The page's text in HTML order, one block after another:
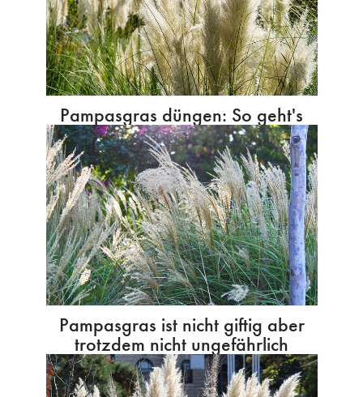
Pampasgras düngen: So geht's
Pampasgras ist nicht giftig aber
trotzdem nicht ungefährlich